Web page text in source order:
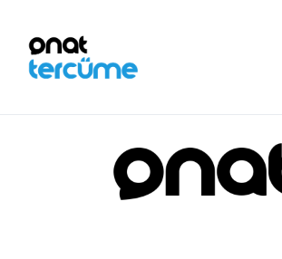
Diller